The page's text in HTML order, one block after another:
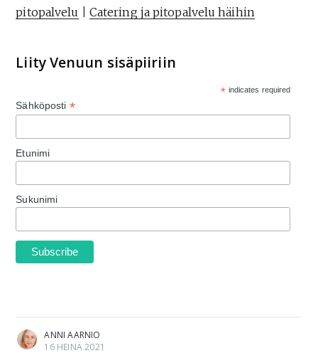
pitopalvelu
Catering ja pitopalvelu häihin
Liity Venuun sisäpiiriin
* indicates required
Sähköposti *
Etunimi
Sukunimi
ANNI AARNIO
16 HEINÄ 2021